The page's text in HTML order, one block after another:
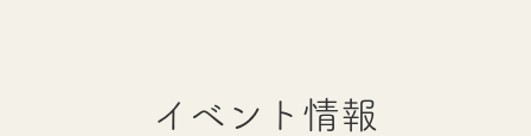
イベント情報